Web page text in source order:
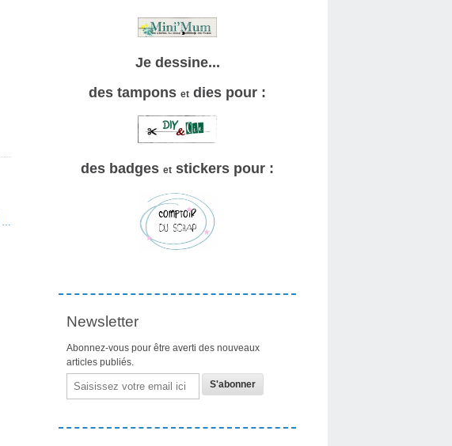
…
Je dessine...
des tampons et dies pour :
des badges et stickers pour :
Newsletter
Abonnez-vous pour être averti des nouveaux
articles publiés.
Email